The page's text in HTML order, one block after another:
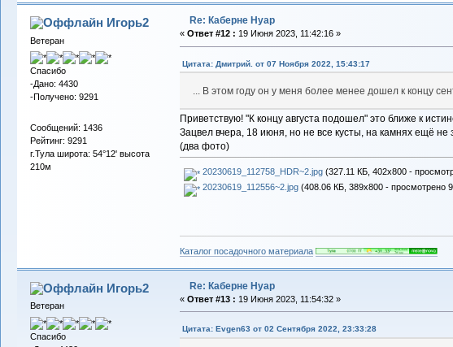
Игорь2
Ветеран
Спасибо
-Дано: 4430
-Получено: 9291
Сообщений: 1436
Рейтинг: 9291
г.Тула широта: 54°12' высота
210м
Re: Каберне Нуар
« Ответ #12 : 19 Июня 2023, 11:42:16 »
Цитата: Дмитрий. от 07 Ноября 2022, 15:43:17
... В этом году он у меня более менее дошел к концу
Приветствую! "К концу августа подошел" это ближе к
Зацвел вчера, 18 июня, но не все кусты, на камнях ещё не
(два фото)
20230619_112758_HDR~2.jpg(327.11 КБ, 402x800 -
20230619_112556~2.jpg(408.06 КБ, 389x800 - просмотрено
Каталог посадочного материала
Игорь2
Ветеран
Спасибо
Re: Каберне Нуар
« Ответ #13 : 19 Июня 2023, 11:54:32 »
Цитата: Evgen63 от 02 Сентября 2022, 23:33:28